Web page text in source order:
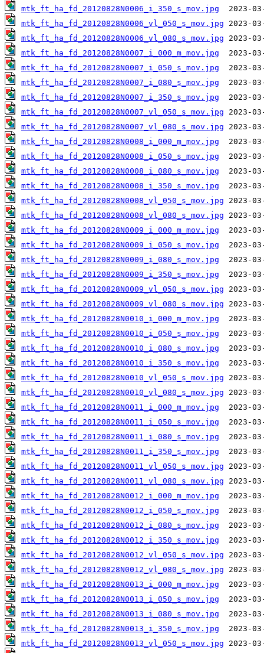
mtk_ft_ha_fd_20120828N0006_i_350_s_mov.jpg
mtk_ft_ha_fd_20120828N0006_vl_050_s_mov.jpg
mtk_ft_ha_fd_20120828N0006_vl_080_s_mov.jpg
mtk_ft_ha_fd_20120828N0007_i_000_m_mov.jpg
mtk_ft_ha_fd_20120828N0007_i_050_s_mov.jpg
mtk_ft_ha_fd_20120828N0007_i_080_s_mov.jpg
mtk_ft_ha_fd_20120828N0007_i_350_s_mov.jpg
mtk_ft_ha_fd_20120828N0007_vl_050_s_mov.jpg
mtk_ft_ha_fd_20120828N0007_vl_080_s_mov.jpg
mtk_ft_ha_fd_20120828N0008_i_000_m_mov.jpg
mtk_ft_ha_fd_20120828N0008_i_050_s_mov.jpg
mtk_ft_ha_fd_20120828N0008_i_080_s_mov.jpg
mtk_ft_ha_fd_20120828N0008_i_350_s_mov.jpg
mtk_ft_ha_fd_20120828N0008_vl_050_s_mov.jpg
mtk_ft_ha_fd_20120828N0008_vl_080_s_mov.jpg
mtk_ft_ha_fd_20120828N0009_i_000_m_mov.jpg
mtk_ft_ha_fd_20120828N0009_i_050_s_mov.jpg
mtk_ft_ha_fd_20120828N0009_i_080_s_mov.jpg
mtk_ft_ha_fd_20120828N0009_i_350_s_mov.jpg
mtk_ft_ha_fd_20120828N0009_vl_050_s_mov.jpg
mtk_ft_ha_fd_20120828N0009_vl_080_s_mov.jpg
mtk_ft_ha_fd_20120828N0010_i_000_m_mov.jpg
mtk_ft_ha_fd_20120828N0010_i_050_s_mov.jpg
mtk_ft_ha_fd_20120828N0010_i_080_s_mov.jpg
mtk_ft_ha_fd_20120828N0010_i_350_s_mov.jpg
mtk_ft_ha_fd_20120828N0010_vl_050_s_mov.jpg
mtk_ft_ha_fd_20120828N0010_vl_080_s_mov.jpg
mtk_ft_ha_fd_20120828N0011_i_000_m_mov.jpg
mtk_ft_ha_fd_20120828N0011_i_050_s_mov.jpg
mtk_ft_ha_fd_20120828N0011_i_080_s_mov.jpg
mtk_ft_ha_fd_20120828N0011_i_350_s_mov.jpg
mtk_ft_ha_fd_20120828N0011_vl_050_s_mov.jpg
mtk_ft_ha_fd_20120828N0011_vl_080_s_mov.jpg
mtk_ft_ha_fd_20120828N0012_i_000_m_mov.jpg
mtk_ft_ha_fd_20120828N0012_i_050_s_mov.jpg
mtk_ft_ha_fd_20120828N0012_i_080_s_mov.jpg
mtk_ft_ha_fd_20120828N0012_i_350_s_mov.jpg
mtk_ft_ha_fd_20120828N0012_vl_050_s_mov.jpg
mtk_ft_ha_fd_20120828N0012_vl_080_s_mov.jpg
mtk_ft_ha_fd_20120828N0013_i_000_m_mov.jpg
mtk_ft_ha_fd_20120828N0013_i_050_s_mov.jpg
mtk_ft_ha_fd_20120828N0013_i_080_s_mov.jpg
mtk_ft_ha_fd_20120828N0013_i_350_s_mov.jpg
mtk_ft_ha_fd_20120828N0013_vl_050_s_mov.jpg